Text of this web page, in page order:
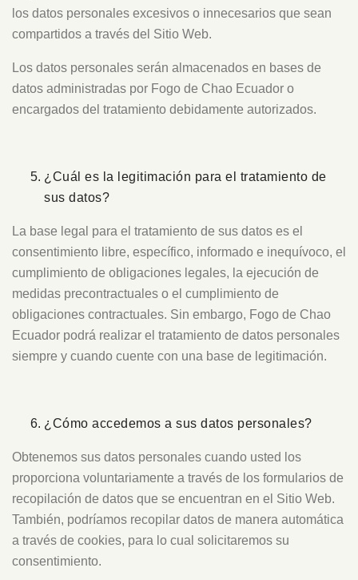
los datos personales excesivos o innecesarios que sean
compartidos a través del Sitio Web.
Los datos personales serán almacenados en bases de
datos administradas por Fogo de Chao Ecuador o
encargados del tratamiento debidamente autorizados.
¿Cuál es la legitimación para el tratamiento de
sus datos?
La base legal para el tratamiento de sus datos es el
consentimiento libre, específico, informado e inequívoco, el
cumplimiento de obligaciones legales, la ejecución de
medidas precontractuales o el cumplimiento de
obligaciones contractuales. Sin embargo, Fogo de Chao
Ecuador podrá realizar el tratamiento de datos personales
siempre y cuando cuente con una base de legitimación.
¿Cómo accedemos a sus datos personales?
Obtenemos sus datos personales cuando usted los
proporciona voluntariamente a través de los formularios de
recopilación de datos que se encuentran en el Sitio Web.
También, podríamos recopilar datos de manera automática
a través de cookies, para lo cual solicitaremos su
consentimiento.